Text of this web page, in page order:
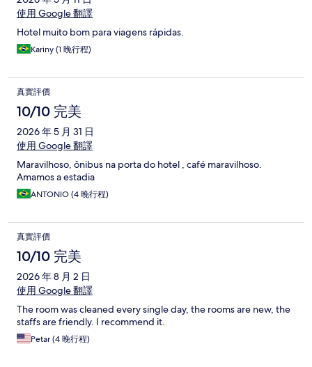
使用 Google 翻譯
Hotel muito bom para viagens rápidas.
Kariny (1 晚行程)
真實評價
10/10 完美
2026 年 5 月 31 日
使用 Google 翻譯
Maravilhoso, ônibus na porta do hotel , café maravilhoso.
Amamos a estadia
ANTONIO (4 晚行程)
真實評價
10/10 完美
2026 年 8 月 2 日
使用 Google 翻譯
The room was cleaned every single day, the rooms are new, the
staffs are friendly. I recommend it.
Petar (4 晚行程)